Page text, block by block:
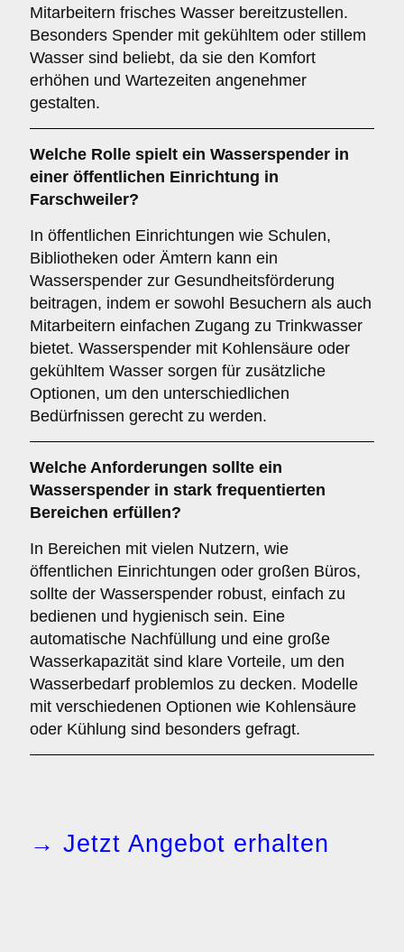
Mitarbeitern frisches Wasser bereitzustellen.
Besonders Spender mit gekühltem oder stillem
Wasser sind beliebt, da sie den Komfort
erhöhen und Wartezeiten angenehmer
gestalten.
Welche Rolle spielt ein Wasserspender in
einer öffentlichen Einrichtung in
Farschweiler?
In öffentlichen Einrichtungen wie Schulen,
Bibliotheken oder Ämtern kann ein
Wasserspender zur Gesundheitsförderung
beitragen, indem er sowohl Besuchern als auch
Mitarbeitern einfachen Zugang zu Trinkwasser
bietet. Wasserspender mit Kohlensäure oder
gekühltem Wasser sorgen für zusätzliche
Optionen, um den unterschiedlichen
Bedürfnissen gerecht zu werden.
Welche Anforderungen sollte ein
Wasserspender in stark frequentierten
Bereichen erfüllen?
In Bereichen mit vielen Nutzern, wie
öffentlichen Einrichtungen oder großen Büros,
sollte der Wasserspender robust, einfach zu
bedienen und hygienisch sein. Eine
automatische Nachfüllung und eine große
Wasserkapazität sind klare Vorteile, um den
Wasserbedarf problemlos zu decken. Modelle
mit verschiedenen Optionen wie Kohlensäure
oder Kühlung sind besonders gefragt.
→ Jetzt Angebot erhalten